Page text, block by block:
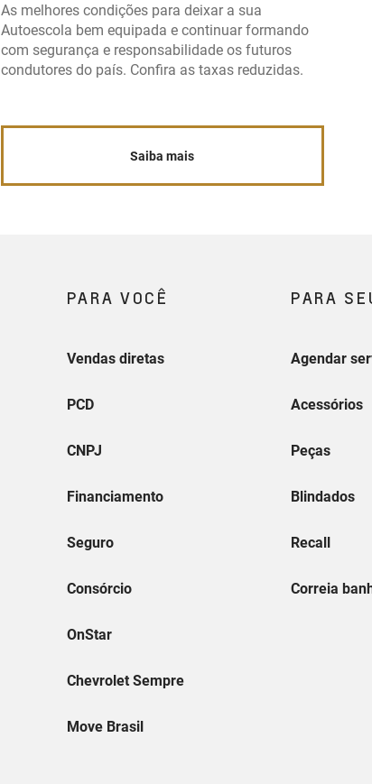
As melhores condições para deixar a sua
Autoescola bem equipada e continuar formando
com segurança e responsabilidade os futuros
condutores do país. Confira as taxas reduzidas.
Saiba mais